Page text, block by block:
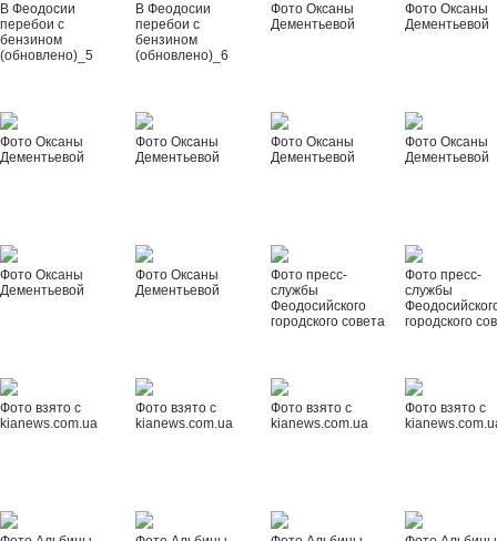
В Феодосии
перебои с
бензином
(обновлено)_5
В Феодосии
перебои с
бензином
(обновлено)_6
Фото Оксаны
Дементьевой
Фото Оксаны
Дементьевой
Фото Оксаны
Дементьевой
Фото Оксаны
Дементьевой
Фото Оксаны
Дементьевой
Фото Оксаны
Дементьевой
Фото Оксаны
Дементьевой
Фото Оксаны
Дементьевой
Фото пресс-
службы
Феодосийского
городского совета
Фото пресс-
службы
городского
Фото взято с
kianews.com.ua
Фото взято с
kianews.com.ua
Фото взято с
kianews.com.ua
Фото взято с